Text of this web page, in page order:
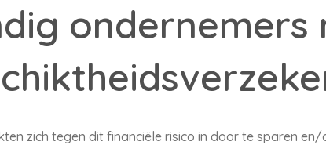
ondernemers
zich tegen dit financiële risico in door te sparen